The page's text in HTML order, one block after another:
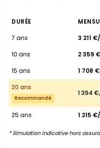
DURÉE
7 ans
3 211
10 ans
2 359
15 ans
1 708
20 ans
Recommandé
1 394
25 ans 1 215
* Simulation indicative hors